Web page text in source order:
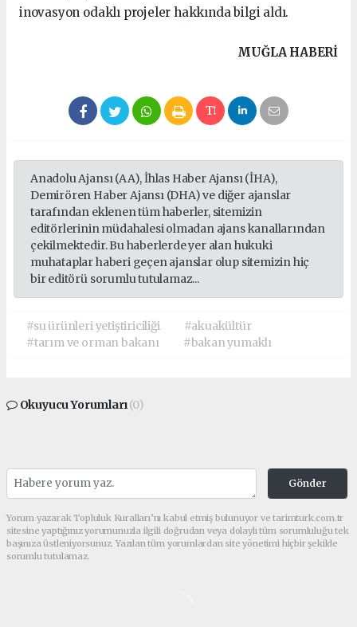
inovasyon odaklı projeler hakkında bilgi aldı.
MUĞLA HABERİ
Anadolu Ajansı (AA), İhlas Haber Ajansı (İHA),
Demirören Haber Ajansı (DHA) ve diğer ajanslar
tarafından eklenen tüm haberler, sitemizin
editörlerinin müdahalesi olmadan ajans kanallarından
çekilmektedir. Bu haberlerde yer alan hukuki
muhataplar haberi geçen ajanslar olup sitemizin hiç
bir editörü sorumlu tutulamaz...
#su ürünleri yetiştiriciliği
#akuakültür
#tarım ve orman bakanı
#bakan yumaklı
Okuyucu Yorumları(0)
Gönder
Yorum yazarak Topluluk Kuralları’nı kabul etmiş bulunuyor ve tarimturk.com.tr
sitesine yaptığınız yorumunuzla ilgili doğrudan veya dolaylı tüm sorumluluğu tek
başınıza üstleniyorsunuz. Yazılan tüm yorumlardan site yönetimi hiçbir şekilde
sorumlu tutulamaz.